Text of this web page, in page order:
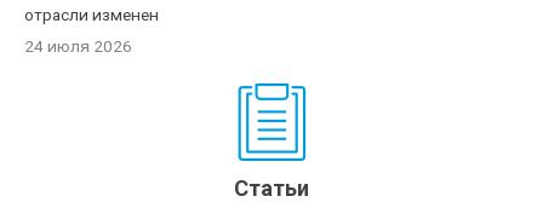
отрасли изменен
24 июля 2026
Статьи